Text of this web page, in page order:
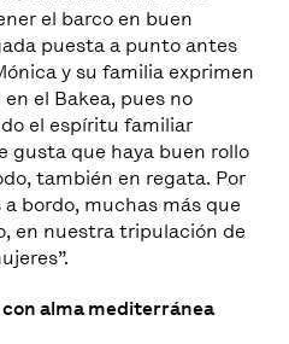
el barco en buen
puesta a punto antes
y su familia exprimen
el Bakea, pues no
el espíritu familiar
gusta que haya buen rollo
también en regata. Por
bordo, muchas más que
en nuestra tripulación de
con alma mediterránea